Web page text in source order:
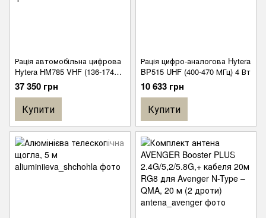
Рація автомобільна цифрова
Hytera HM785 VHF (136-174
МГц) 50/25 Вт 1024 канали
37 350 грн
Купити
Рація цифро-аналогова Hytera
BP515 UHF (400-470 МГц) 4 Вт
10 633 грн
Купити